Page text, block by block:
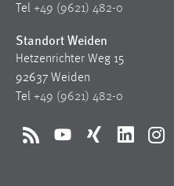
Tel +49 (9621) 482-0
Standort Weiden
Hetzenrichter Weg 15
92637 Weiden
Tel +49 (9621) 482-0
RSS YouTubeXing LinkedIn